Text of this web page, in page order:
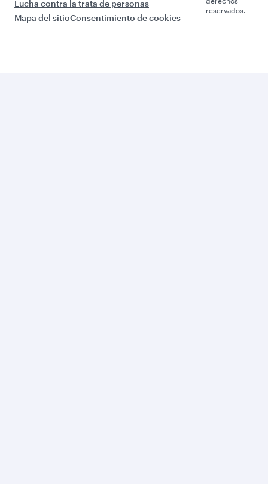
Lucha contra la trata de personas
Mapa del sitioConsentimiento de cookies
reservados.